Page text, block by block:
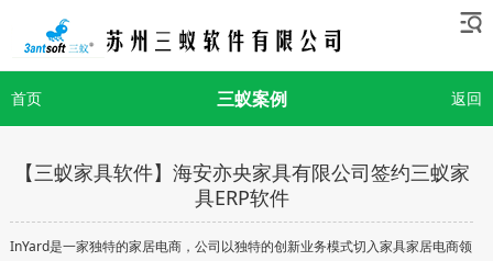
首页 返回
三蚁案例
【三蚁家具软件】海安亦央家具有限公司签约三蚁家
具ERP软件
InYard是一家独特的家居电商，公司以独特的创新业务模式切入家具家居电商领